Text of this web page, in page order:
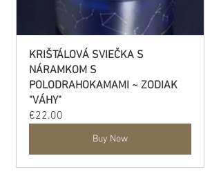
KRIŠTÁLOVÁ SVIEČKA S
NÁRAMKOM S
POLODRAHOKAMAMI ~ ZODIAK
"VÁHY"
€22.00
Buy Now